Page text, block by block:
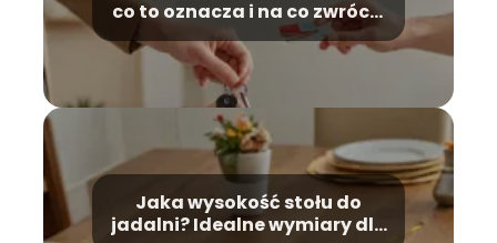
co to oznacza i na co zwrócić
uwagę?
Jaka wysokość stołu do
jadalni? Idealne wymiary dla